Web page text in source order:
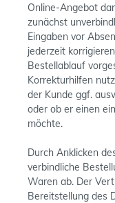
Online-Angebot
zunächst
Eingaben vor
jederzeit
Bestellablauf
Korrekturhilfen
der Kunde ggf.
oder ob er einen
möchte.
Durch Anklicken
verbindliche
Waren ab. Der
Bereitstellung des